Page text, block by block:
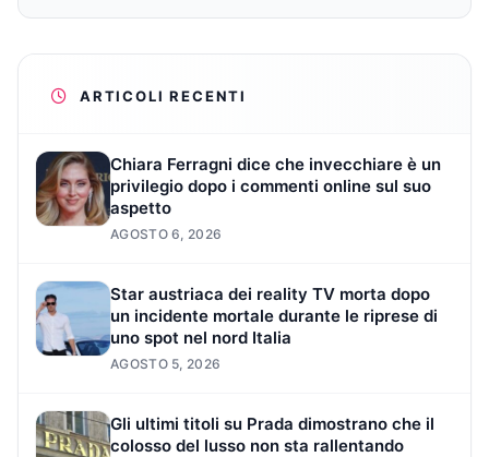
ARTICOLI RECENTI
Chiara Ferragni dice che invecchiare è un
privilegio dopo i commenti online sul suo
aspetto
AGOSTO 6, 2026
Star austriaca dei reality TV morta dopo
un incidente mortale durante le riprese di
uno spot nel nord Italia
AGOSTO 5, 2026
Gli ultimi titoli su Prada dimostrano che il
colosso del lusso non sta rallentando